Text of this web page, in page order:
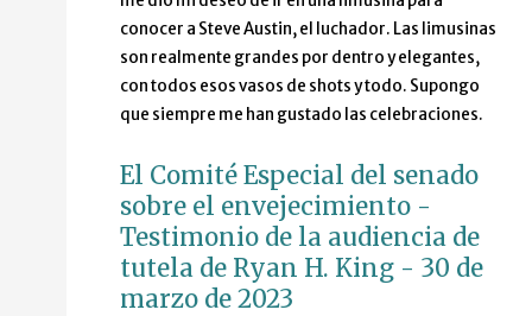
conocer a Steve Austin, el luchador. Las limusinas
son realmente grandes por dentro y elegantes,
con todos esos vasos de shots y todo. Supongo
que siempre me han gustado las celebraciones.
El Comité Especial del senado
sobre el envejecimiento -
Testimonio de la audiencia de
tutela de Ryan H. King - 30 de
marzo de 2023